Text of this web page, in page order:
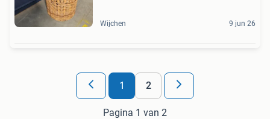
Wijchen 9 jun 26
1 2
Pagina 1 van 2